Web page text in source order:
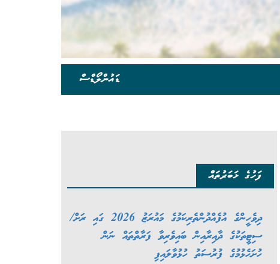
ޑައުންލޯޑްސް
ފަހުގެ ޚަބަރުތައް
ދިވެހީންގެ އުފެއްދުންތެރިކަމުގެ މައުރަޒު 2026 ގައި ރަށް/
ސިޓީތަކުގެ ދާއިރާއިން ބައިވެރިވާ ފަރާތްތައް ނަން
ހުށަހެޅުމުގެ ފުރުސަތު ހުޅުވާލައިފި